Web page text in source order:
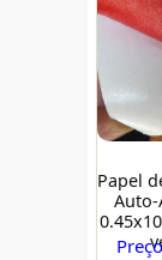
Papel
Auto-